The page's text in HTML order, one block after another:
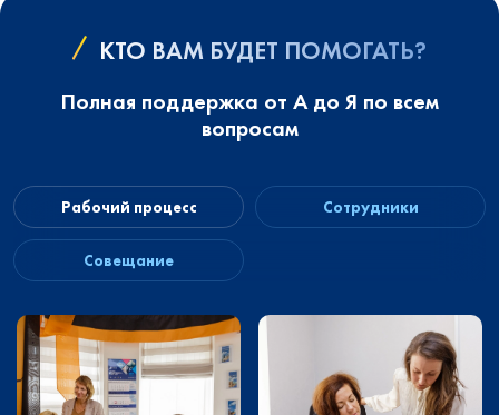
КТО ВАМ БУДЕТ ПОМОГАТЬ?
Полная поддержка от А до Я по всем
вопросам
Рабочий процесс Сотрудники
Совещание